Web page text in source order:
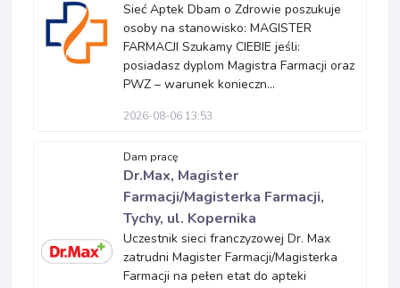
Sieć Aptek Dbam o Zdrowie poszukuje
osoby na stanowisko: MAGISTER
FARMACJI Szukamy CIEBIE jeśli:
posiadasz dyplom Magistra Farmacji oraz
PWZ – warunek konieczn...
2026-08-06 13:53
Dam pracę
Dr.Max, Magister
Farmacji/Magisterka Farmacji,
Tychy, ul. Kopernika
Uczestnik sieci franczyzowej Dr. Max
zatrudni Magister Farmacji/Magisterka
Farmacji na pełen etat do apteki